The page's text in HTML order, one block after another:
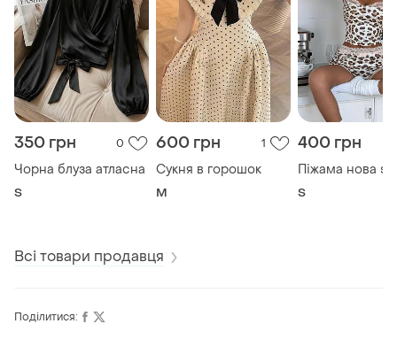
350 грн 0
Чорна блуза атласна
S
600 грн 1
Сукня в горошок
M
400 грн
Піжама нова s
S
Всі товари продавця
Поділитися: